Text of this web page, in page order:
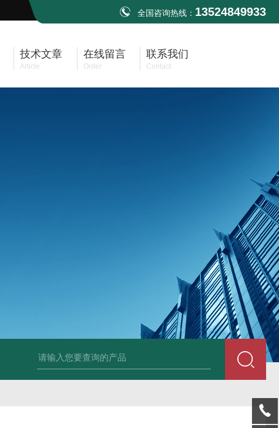
全国咨询热线： 13524849933
技术文章
Article
在线留言
Order
联系我们
Contact
DM50C绝缘电阻测试仪 SLB-II全自动变比测试仪 BY2672数字兆欧表